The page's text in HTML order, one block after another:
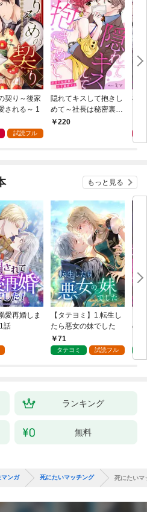
契り～後家
される～ 1
試読フル
隠れてキスして抱きし
めて～社長は秘密裏に
私を溺愛する～ 1
220
極
付
もっと見る
愛再婚しま
話
【タテヨミ】1.転生し
たら悪女の妹でした
71
タテヨミ 試読フル
の
ランキング
無料
マンガ 死にたいマッチング 死にたいマ